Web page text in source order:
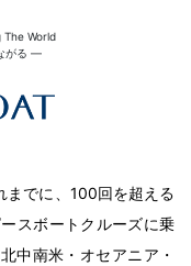
World
がる ―
までに、100回を超える
スボートクルーズに乗
中南米・オセアニア・